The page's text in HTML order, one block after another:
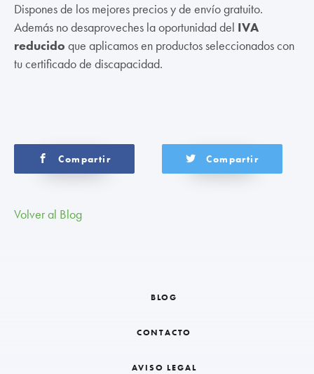
Dispones de los mejores precios y de envío gratuito.
Además no desaproveches la oportunidad del IVA
reducido que aplicamos en productos seleccionados con
tu certificado de discapacidad.
Compartir Compartir
Volver al Blog
BLOG
CONTACTO
AVISO LEGAL